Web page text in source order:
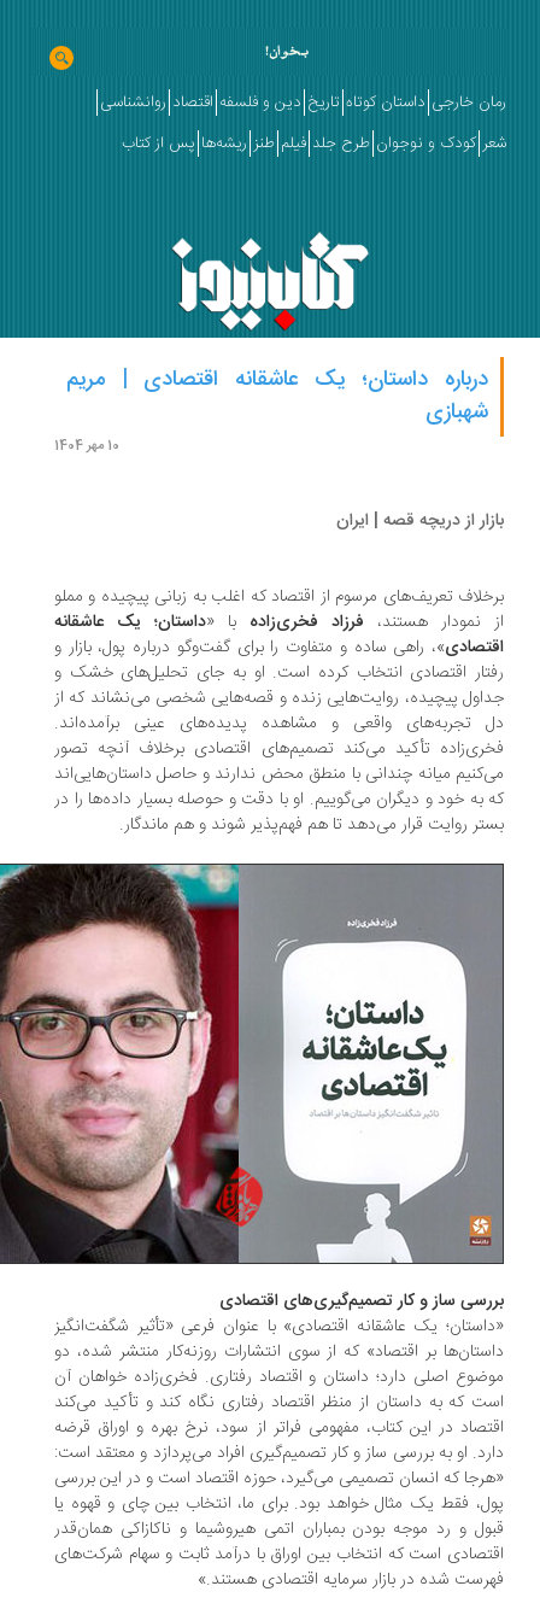
خارجی داستان کوتاه تاریخ دین و فلسفه اقتصاد روانشناسی
کودک و نوجوان طرح جلد فیلم طنز ریشه‌ها پس از کتاب
درباره داستان؛ یک عاشقانه اقتصادی | مریم
شهبازی
از دریچه قصه | ایران
تعریف‌های مرسوم از اقتصاد که اغلب به زبانی پیچیده و مملو
نمودار هستند،فرزاد فخری‌زادهبا «داستان؛ یک عاشقانه
»، راهی ساده و متفاوت را برای گفت‌وگو درباره پول، بازار و
اقتصادی انتخاب کرده است. او به جای تحلیل‌های خشک و
پیچیده، روایت‌هایی زنده و قصه‌هایی شخصی می‌نشاند که از
تجربه‌های واقعی و مشاهده‌ پدیده‌های عینی برآمده‌اند.
تأکید می‌کند تصمیم‌های اقتصادی برخلاف آنچه تصور
میانه چندانی با منطق محض ندارند و حاصل داستان‌هایی‌اند
به خود و دیگران می‌گوییم. او با دقت و حوصله بسیار داده‌ها را در
روایت قرار می‌دهد تا هم فهم‌پذیر شوند و هم ماندگار.
ساز و کار تصمیم‌گیری‌های اقتصادی
یک عاشقانه اقتصادی» با عنوان فرعی «تأثیر شگفت‌انگیز
بر اقتصاد» که از سوی انتشارات روزنه‌کار منتشر شده، دو
اصلی دارد؛ داستان و اقتصاد رفتاری. فخری‌زاده خواهان آن
که به داستان از منظر اقتصاد رفتاری نگاه کند و تأکید می‌کند
در این کتاب، مفهومی فراتر از سود، نرخ بهره و اوراق قرضه
او به بررسی ساز و کار تصمیم‌گیری افراد می‌پردازد و معتقد است:
که انسان تصمیمی می‌گیرد، حوزه اقتصاد است و در این بررسی
فقط یک مثال خواهد بود. برای ما، انتخاب بین چای و قهوه یا
و رد موجه بودن بمباران اتمی هیروشیما و ناکازاکی همان‌قدر
است که انتخاب بین اوراق با درآمد ثابت و سهام شرکت‌های
شده در بازار سرمایه اقتصادی هستند.»